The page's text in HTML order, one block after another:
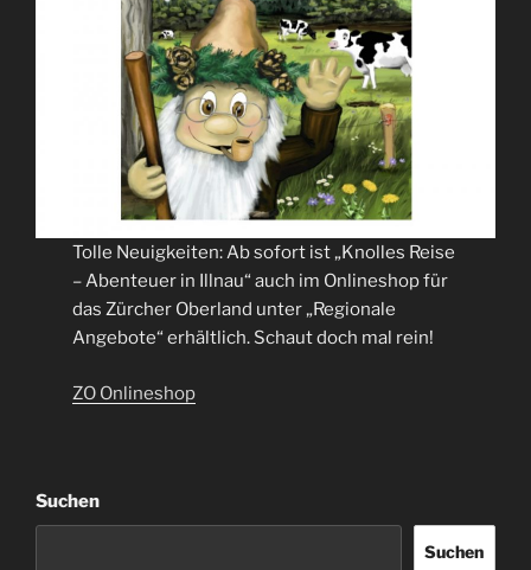
Tolle Neuigkeiten: Ab sofort ist „Knolles Reise
– Abenteuer in Illnau“ auch im Onlineshop für
das Zürcher Oberland unter „Regionale
Angebote“ erhältlich. Schaut doch mal rein!
ZO Onlineshop
Suchen
Suchen